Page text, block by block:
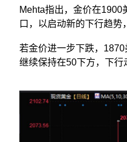
Mehta指出，金价在1900
口，以启动新的下行趋势
若金价进一步下跌，
继续保持在50下方，下行